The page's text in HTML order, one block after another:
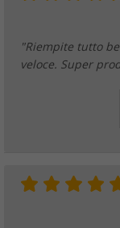
"Riempite tutto
veloce. Super